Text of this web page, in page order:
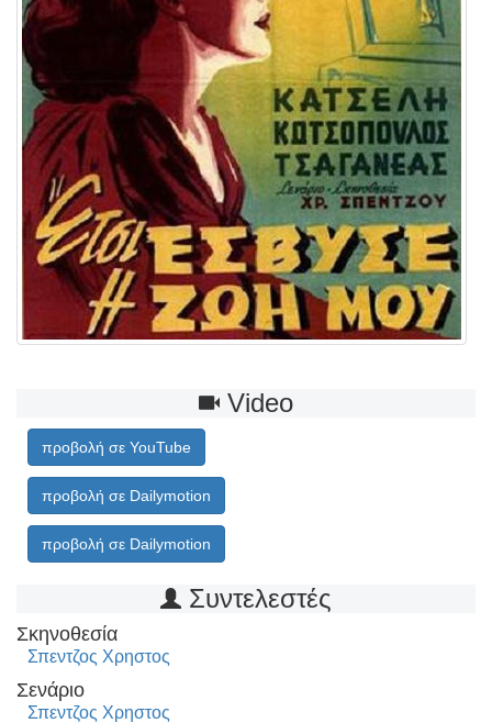
Video
προβολή σε YouTube
προβολή σε Dailymotion
προβολή σε Dailymotion
Συντελεστές
Σκηνοθεσία
Σπεντζος Χρηστος
Σενάριο
Σπεντζος Χρηστος